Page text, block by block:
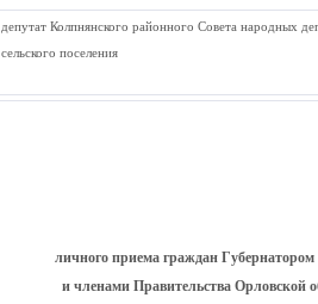
депутат Колпнянского районного Совета народных
сельского поселения
личного приема граждан
и членами Правительства Орловской